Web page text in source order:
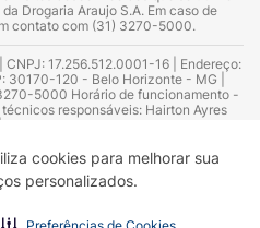
cookies para melhorar sua
personalizados.
Preferências de Cookies
Drogaria Araujo S.A. Em caso de
contato com (31) 3270-5000.
17.256.512.0001-16 | Endereço:
30170-120 - Belo Horizonte - MG |
5000 Horário de funcionamento -
responsáveis: Hairton Ayres
Silva Alvarenga – CRF 52.584 -
de Funcionamento da Empresa (AFE):